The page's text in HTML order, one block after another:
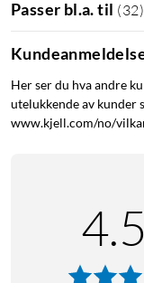
Passer bl.a. til (32)
Her ser du hva andre
utelukkende av kunder
www.kjell.com/no/
4.5